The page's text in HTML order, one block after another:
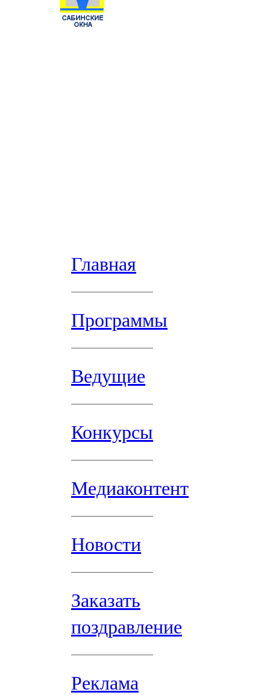
Главная
Программы
Ведущие
Конкурсы
Медиаконтент
Новости
Заказать
поздравление
Реклама